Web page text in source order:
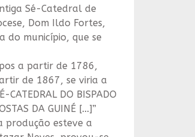
Sé-Catedral de
Dom Ildo Fortes,
do município, que se
a partir de 1786,
de 1867, se viria a
DO BISPADO
DA GUINÉ [...]”
produção esteve a